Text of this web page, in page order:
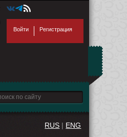
Войти Регистрация
RUS | ENG